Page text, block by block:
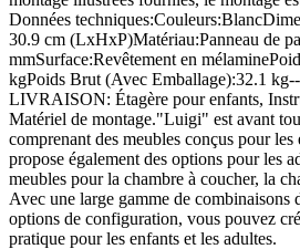
Données
30.9 cm (LxHxP)Matériau:Panneau de
mmSurface:Revêtement en
kgPoids Brut (Avec Emballage):32.1
LIVRAISON: Étagère pour enfants,
Matériel de montage."Luigi" est avant
comprenant des meubles conçus pour
propose également des options pour les
meubles pour la chambre à coucher, la
Avec une large gamme de combinaisons
options de configuration, vous pouvez
pratique pour les enfants et les adultes.